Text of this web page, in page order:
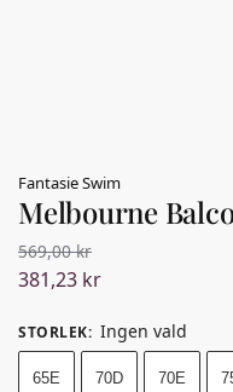
Fantasie Swim
Melbourne
569,00kr
381,23 kr
STORLEK: Ingen vald
65E 70D 70E